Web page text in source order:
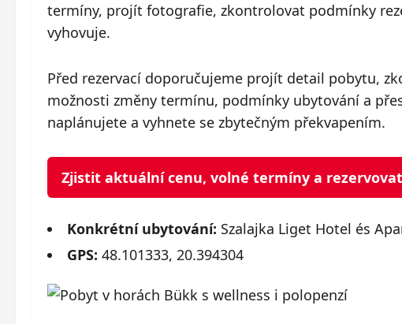
termíny, projít fotografie, zkontrolovat podmínky
vyhovuje.
Před rezervací doporučujeme projít detail pobytu,
možnosti změny termínu, podmínky ubytování a
naplánujete a vyhnete se zbytečným překvapením.
Zjistit aktuální cenu, volné termíny a
Konkrétní ubytování: Szalajka Liget Hotel és
GPS: 48.101333, 20.394304